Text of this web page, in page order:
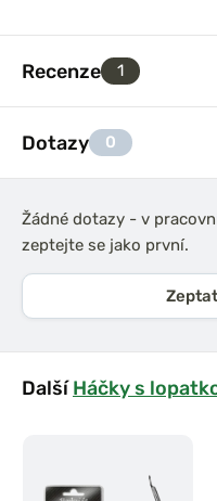
Recenze 1
Dotazy 0
Žádné dotazy - v
zeptejte se jako první.
DalšíHáčky s